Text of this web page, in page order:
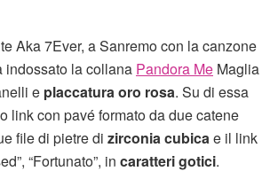
Aka 7Ever, a Sanremo con la canzone
indossato la collana Pandora Me Maglia
e placcatura oro rosa. Su di essa
link con pavé formato da due catene
file di pietre di zirconia cubicae il link
“Fortunato”, in caratteri gotici.